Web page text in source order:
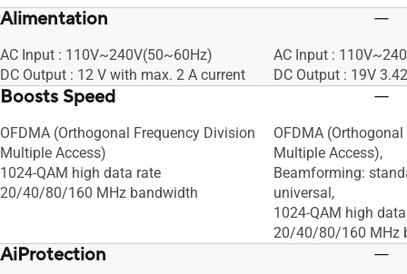
Alimentation
AC Input : 110V~240V(50~60Hz)
DC Output : 12 V with max. 2 A current
AC Input :
DC Output : 19V
Boosts Speed
OFDMA (Orthogonal Frequency Division
Multiple Access)
1024-QAM high data rate
20/40/80/160 MHz bandwidth
OFDMA
Multiple Access),
Beamforming:
universal,
1024-QAM high
20/40/80/160 MHz
AiProtection